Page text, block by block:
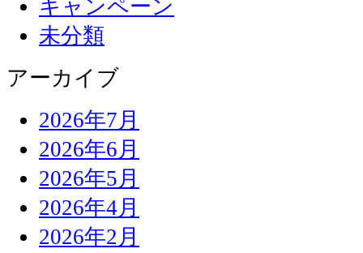
キャンペーン
未分類
アーカイブ
2026年7月
2026年6月
2026年5月
2026年4月
2026年2月